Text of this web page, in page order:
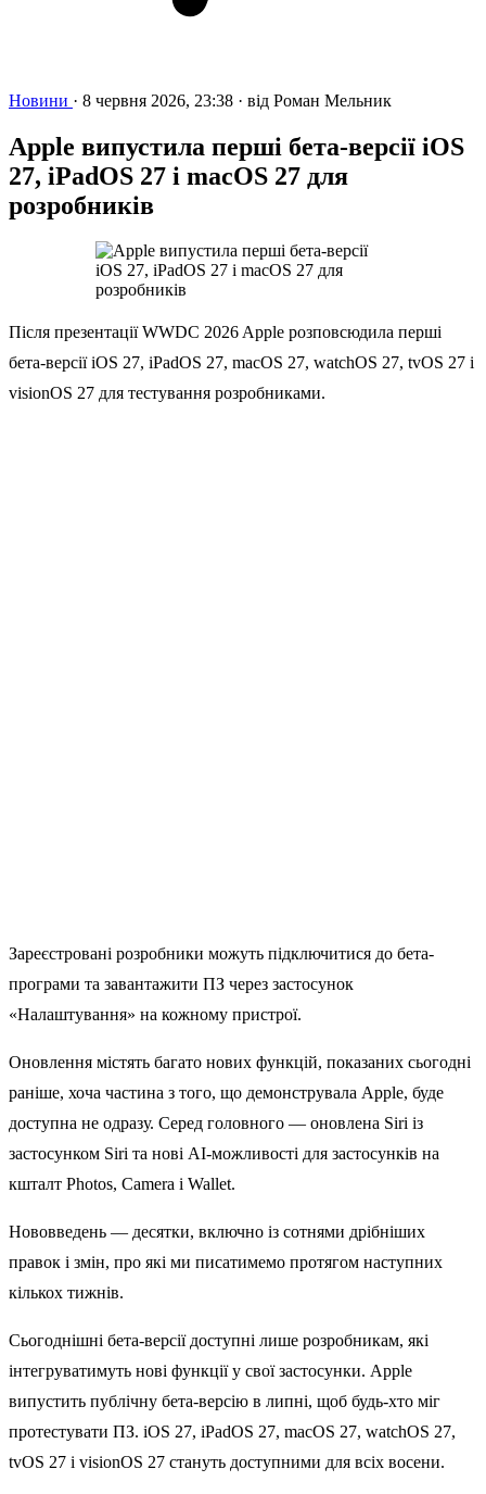
Новини · 8 червня 2026, 23:38 · від Роман Мельник
Apple випустила перші бета-версії iOS
27, iPadOS 27 і macOS 27 для
розробників
Після презентації WWDC 2026 Apple розповсюдила перші
бета-версії iOS 27, iPadOS 27, macOS 27, watchOS 27, tvOS 27 і
visionOS 27 для тестування розробниками.
Зареєстровані розробники можуть підключитися до бета-
програми та завантажити ПЗ через застосунок
«Налаштування» на кожному пристрої.
Оновлення містять багато нових функцій, показаних сьогодні
раніше, хоча частина з того, що демонструвала Apple, буде
доступна не одразу. Серед головного — оновлена Siri із
застосунком Siri та нові AI-можливості для застосунків на
кшталт Photos, Camera і Wallet.
Нововведень — десятки, включно із сотнями дрібніших
правок і змін, про які ми писатимемо протягом наступних
кількох тижнів.
Сьогоднішні бета-версії доступні лише розробникам, які
інтегруватимуть нові функції у свої застосунки. Apple
випустить публічну бета-версію в липні, щоб будь-хто міг
протестувати ПЗ. iOS 27, iPadOS 27, macOS 27, watchOS 27,
tvOS 27 і visionOS 27 стануть доступними для всіх восени.